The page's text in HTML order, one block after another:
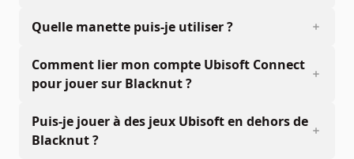
Quelle manette puis-je utiliser ?
Comment lier mon compte Ubisoft Connect
pour jouer sur Blacknut ?
Puis-je jouer à des jeux Ubisoft en dehors de
Blacknut ?